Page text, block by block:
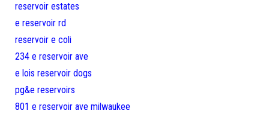
reservoir estates
e reservoir rd
reservoir e coli
234 e reservoir ave
e lois reservoir dogs
pg&e reservoirs
801 e reservoir ave milwaukee